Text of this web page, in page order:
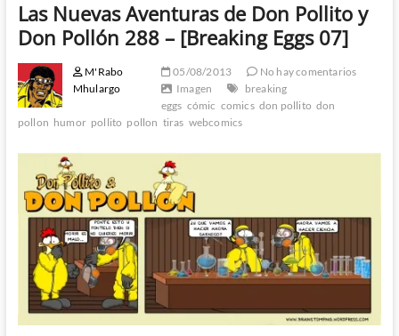
Las Nuevas Aventuras de Don Pollito y
Don Pollón 288 – [Breaking Eggs 07]
M'Rabo
Mhulargo
05/08/2013
No hay comentarios
Imagen
breaking
eggs cómic comics don pollito don
pollon humor pollito pollon tiras webcomics